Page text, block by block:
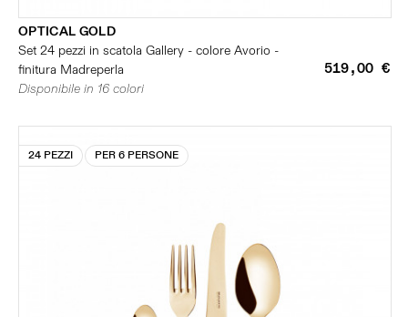
OPTICAL GOLD
Set 24 pezzi in scatola Gallery - colore Avorio -
finitura Madreperla
519,00 €
Disponibile in 16 colori
24 PEZZI PER 6 PERSONE